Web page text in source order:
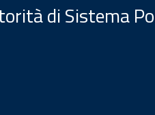
di Sistema